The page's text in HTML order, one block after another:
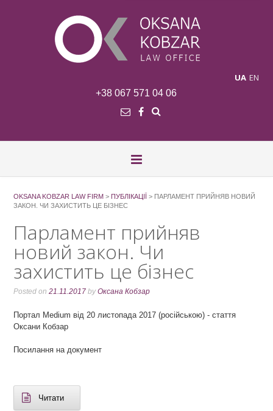
UA EN
+38 067 571 04 06
OKSANA KOBZAR LAW FIRM > ПУБЛІКАЦІЇ > ПАРЛАМЕНТ ПРИЙНЯВ НОВИЙ
ЗАКОН. ЧИ ЗАХИСТИТЬ ЦЕ БІЗНЕС
Парламент прийняв
новий закон. Чи
захистить це бізнес
Posted on 21.11.2017 byОксана Кобзар
Портал Medium від 20 листопада 2017 (російською) - стаття
Оксани Кобзар
Посилання на документ
Читати